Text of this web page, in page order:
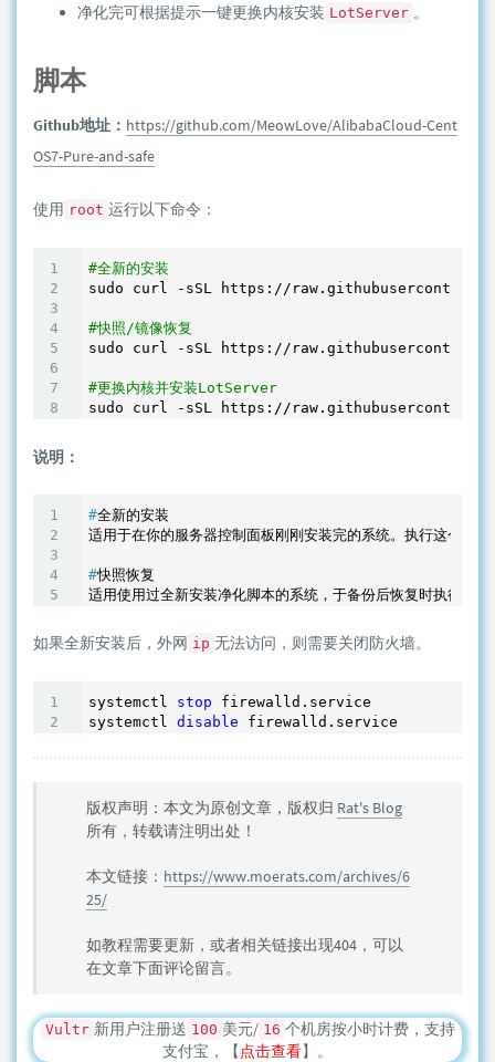
净化完可根据提示一键更换内核安装 LotServer 。
脚本
Github地址： https://github.com/MeowLove/AlibabaCloud-Cent
OS7-Pure-and-safe
使用 root 运行以下命令：
#全新的安装
sudo curl -sSL https: //raw
#快照/镜像恢复
sudo curl -sSL https: //raw
#更换内核并安装LotServer
sudo curl -sSL https: //raw
说明：
#全新的安装
#快照恢复
如果全新安装后，外网 ip 无法访问，则需要关闭防火墙。
systemctl stop firewalld.service
systemctl disable
版权声明：本文为原创文章，版权归 Rat's Blog
所有，转载请注明出处！
本文链接： https://www.moerats.com/archives/6
25/
如教程需要更新，或者相关链接出现404，可以
在文章下面评论留言。
Vultr 新用户注册送 100 美元/ 16 个机房按小时计费，支持
支付宝，【点击查看】。